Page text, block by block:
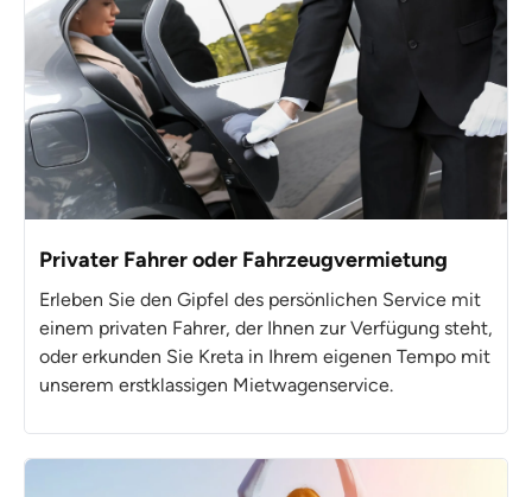
Privater Fahrer oder Fahrzeugvermietung
Erleben Sie den Gipfel des persönlichen Service mit
einem privaten Fahrer, der Ihnen zur Verfügung steht,
oder erkunden Sie Kreta in Ihrem eigenen Tempo mit
unserem erstklassigen Mietwagenservice.